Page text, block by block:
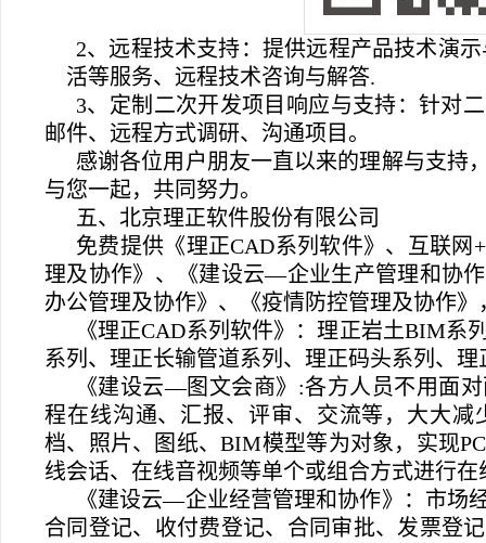
2、远程技术支持：提供远程产品技术演
活等服务、远程技术咨询与解答.
3、定制二次开发项目响应与支持：针对
邮件、远程方式调研、沟通项目。
感谢各位用户朋友一直以来的理解与支持
与您一起，共同努力。
五、北京理正软件股份有限公司
免费提供《理正CAD系列软件》、互联
理及协作》、《建设云—企业生产管理和协
办公管理及协作》、《疫情防控管理及协作
《理正CAD系列软件》：理正岩土BIM
系列、理正长输管道系列、理正码头系列、
《建设云—图文会商》:各方人员不用面
程在线沟通、汇报、评审、交流等，大大
档、照片、图纸、BIM模型等为对象，实现
线会话、在线音视频等单个或组合方式进行
《建设云—企业经营管理和协作》：市场
合同登记、收付费登记、合同审批、发票登